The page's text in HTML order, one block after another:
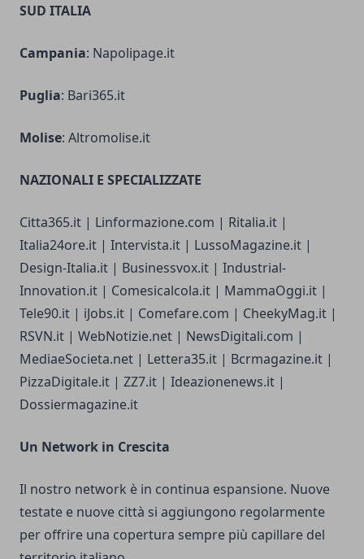
SUD ITALIA
Campania: Napolipage.it
Puglia: Bari365.it
Molise: Altromolise.it
NAZIONALI E SPECIALIZZATE
Citta365.it | Linformazione.com | Ritalia.it |
Italia24ore.it | Intervista.it | LussoMagazine.it |
Design-Italia.it | Businessvox.it | Industrial-
Innovation.it | Comesicalcola.it | MammaOggi.it |
Tele90.it | iJobs.it | Comefare.com | CheekyMag.it |
RSVN.it | WebNotizie.net | NewsDigitali.com |
MediaeSocieta.net | Lettera35.it | Bcrmagazine.it |
PizzaDigitale.it | ZZ7.it | Ideazionenews.it |
Dossiermagazine.it
Un Network in Crescita
Il nostro network è in continua espansione. Nuove
testate e nuove città si aggiungono regolarmente
per offrire una copertura sempre più capillare del